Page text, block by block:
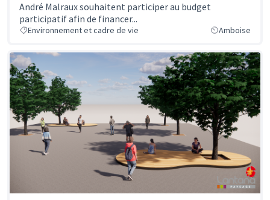
André Malraux souhaitent participer au budget
participatif afin de financer...
Environnement et cadre de vie Amboise